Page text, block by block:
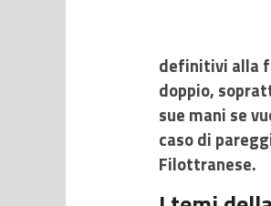
definitivi alla
doppio,
sue mani se
caso di
Filottranese.